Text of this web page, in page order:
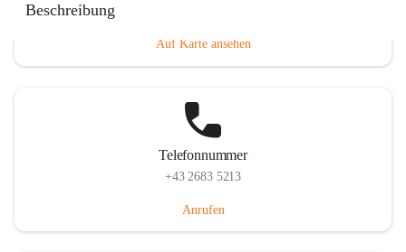
Beschreibung
Auf Karte ansehen
Telefonnummer
+43 2683 5213
Anrufen